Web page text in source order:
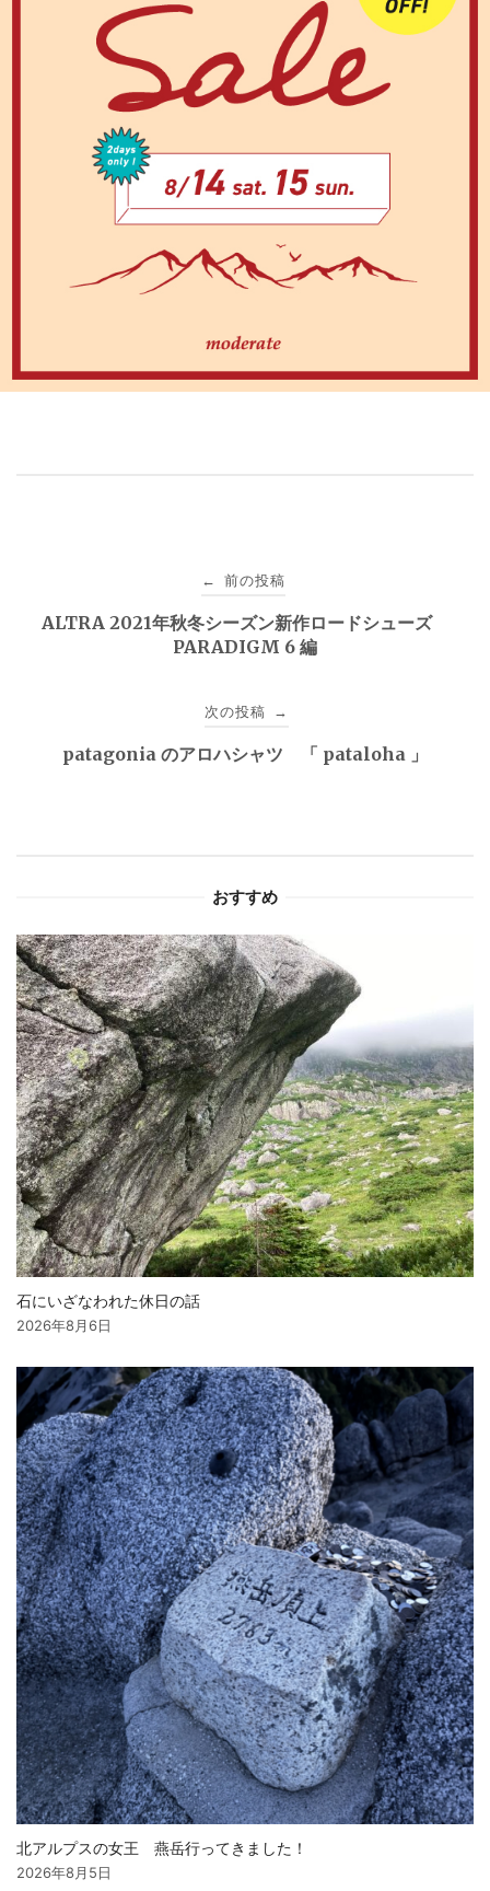
← 前の投稿
ALTRA 2021年秋冬シーズン新作ロードシューズ
PARADIGM 6 編
次の投稿 →
patagonia のアロハシャツ 「 pataloha 」
おすすめ
石にいざなわれた休日の話
2026年8月6日
北アルプスの女王 燕岳行ってきました！
2026年8月5日